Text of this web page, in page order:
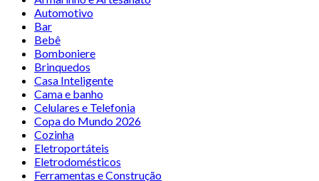
Automotivo
Bar
Bebê
Bomboniere
Brinquedos
Casa Inteligente
Cama e banho
Celulares e Telefonia
Copa do Mundo 2026
Cozinha
Eletroportáteis
Eletrodomésticos
Ferramentas e Construção